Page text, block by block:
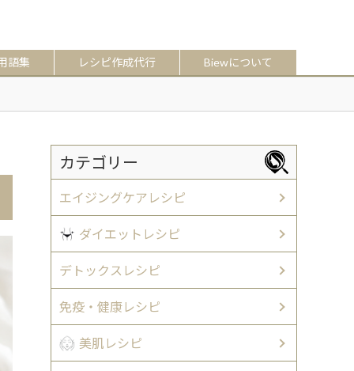
語集 レシピ作成代行 Biewについて
カテゴリー
エイジングケアレシピ
ダイエットレシピ
デトックスレシピ
免疫・健康レシピ
美肌レシピ